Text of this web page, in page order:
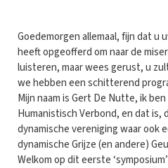
Goedemorgen allemaal, fijn dat u
heeft opgeofferd om naar de
luisteren, maar wees gerust, u
we hebben een schitterend
Mijn naam is Gert De Nutte, ik
Humanistisch Verbond, en dat
dynamische vereniging waar ook
dynamische Grijze (en andere)
Welkom op dit eerste